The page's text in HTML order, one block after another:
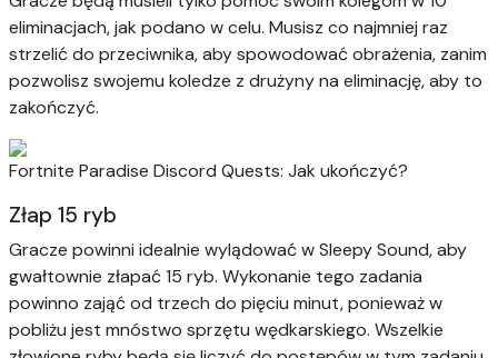
eliminacjach, jak podano w celu. Musisz co najmniej raz
strzelić do przeciwnika, aby spowodować obrażenia, zanim
pozwolisz swojemu koledze z drużyny na eliminację, aby to
zakończyć.
Fortnite Paradise Discord Quests: Jak ukończyć?
Złap 15 ryb
Gracze powinni idealnie wylądować w Sleepy Sound, aby
gwałtownie złapać 15 ryb. Wykonanie tego zadania
powinno zająć od trzech do pięciu minut, ponieważ w
pobliżu jest mnóstwo sprzętu wędkarskiego. Wszelkie